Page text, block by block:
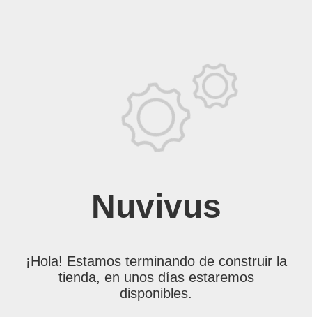
Nuvivus
¡Hola! Estamos terminando de construir la
tienda, en unos días estaremos
disponibles.